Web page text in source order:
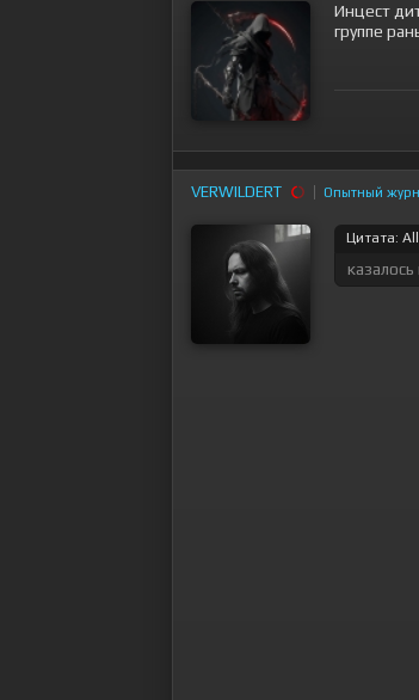
Инцест
группе
VERWILDERT Опытный
Цитата: